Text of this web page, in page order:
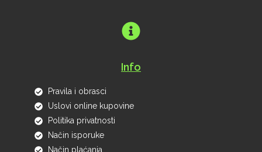
Info
Pravila i obrasci
Uslovi online kupovine
Politika privatnosti
Način isporuke
Način plaćanja